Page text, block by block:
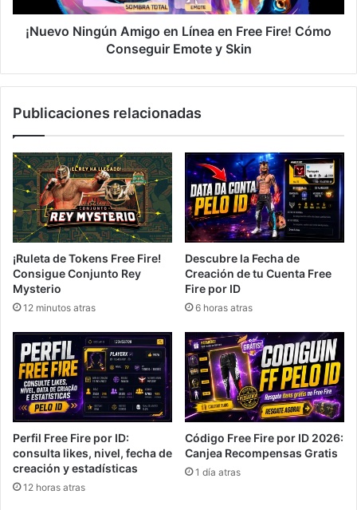
Cómo
Conseguir
¡Nuevo Ningún Amigo en Línea en Free Fire! Cómo
Conseguir Emote y Skin
Publicaciones relacionadas
¡Ruleta de Tokens Free Fire!
Consigue Conjunto Rey
Mysterio
12 minutos atras
Descubre la Fecha de
Creación de tu Cuenta Free
Fire por ID
6 horas atras
Perfil Free Fire por ID:
consulta likes, nivel, fecha de
creación y estadísticas
12 horas atras
Código Free Fire por ID 2026:
Canjea Recompensas Gratis
1 día atras